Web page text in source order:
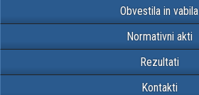
Obvestila in vabila
Normativni akti
Rezultati
Kontakti